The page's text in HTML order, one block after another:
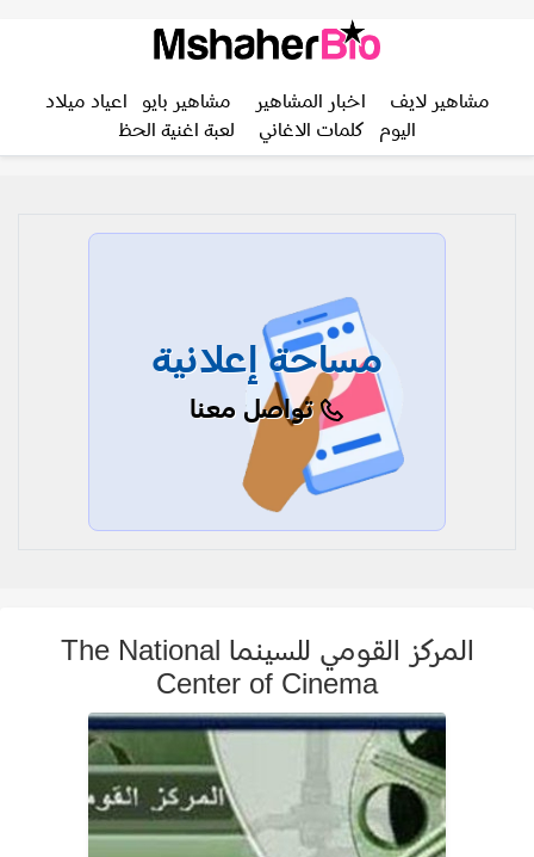
مشاهير لايف اخبار المشاهير مشاهير بايو
اعياد ميلاد
اليوم
كلمات الاغاني لعبة اغنية الحظ
مساحة إعلانية
تواصل معنا
المركز القومي للسينما The National
Center of Cinema